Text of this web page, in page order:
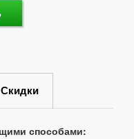
Скидки
способами: